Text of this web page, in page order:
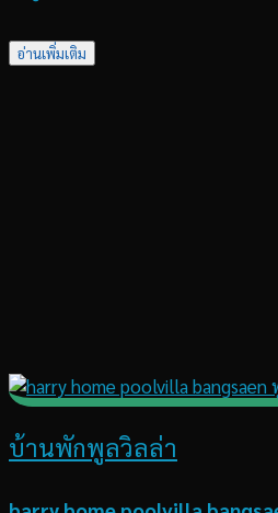
อ่านเพิ่มเติม
บ้านพักพูลวิลล่า